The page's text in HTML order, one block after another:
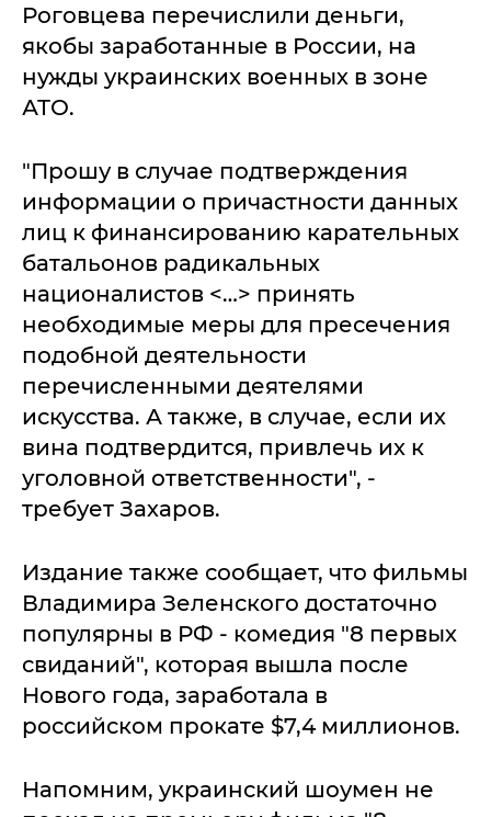
Роговцева перечислили деньги,
якобы заработанные в России, на
нужды украинских военных в зоне
АТО.
"Прошу в случае подтверждения
информации о причастности данных
лиц к финансированию карательных
батальонов радикальных
националистов <…> принять
необходимые меры для пресечения
подобной деятельности
перечисленными деятелями
искусства. А также, в случае, если их
вина подтвердится, привлечь их к
уголовной ответственности", -
требует Захаров.
Издание также сообщает, что фильмы
Владимира Зеленского достаточно
популярны в РФ - комедия "8 первых
свиданий", которая вышла после
Нового года, заработала в
российском прокате $7,4 миллионов.
Напомним, украинский шоумен не